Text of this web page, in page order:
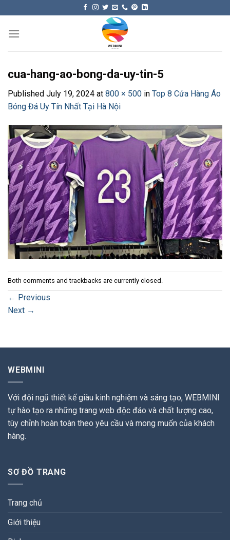
content
cua-hang-ao-bong-da-uy-tin-5
Published July 19, 2024 at 800 × 500 in Top 8 Cửa Hàng Áo
Bóng Đá Uy Tín Nhất Tại Hà Nội
Both comments and trackbacks are currently closed.
← Previous
Next →
WEBMINI
Với đội ngũ thiết kế giàu kinh nghiệm và sáng tạo, WEBMINI
tự hào tạo ra những trang web độc đáo và chất lượng cao,
tùy chỉnh hoàn toàn theo yêu cầu và mong muốn của khách
hàng.
SƠ ĐỒ TRANG
Trang chủ
Giới thiệu